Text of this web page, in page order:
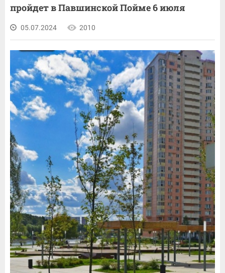
пройдет в Павшинской Пойме 6 июля
05.07.2024 2010